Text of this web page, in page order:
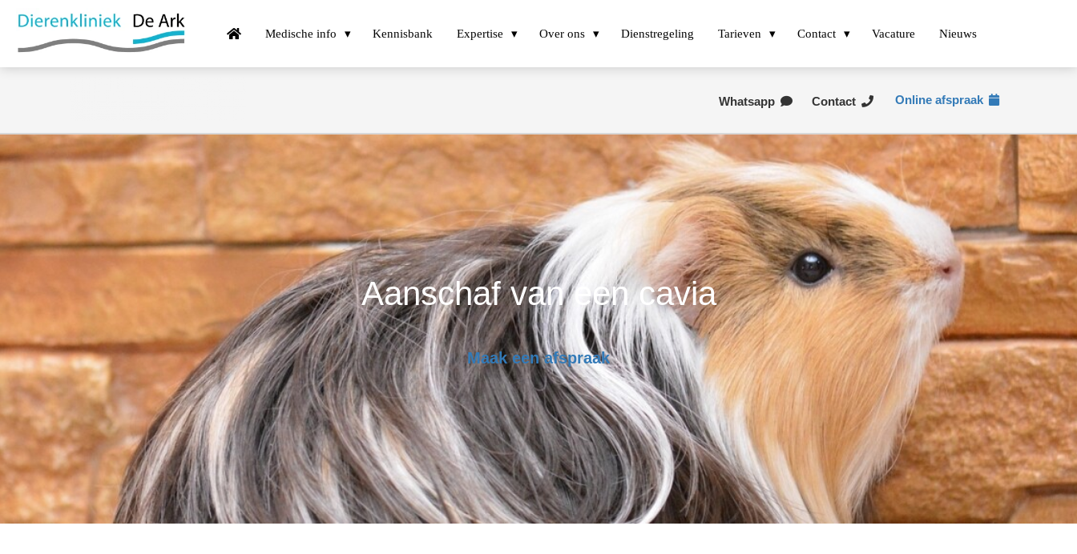
Medische info Kennisbank Expertise Over ons Dienstregeling Tarieven Contact Vacature Nieuws
Whatsapp Contact Online afspraak
Aanschaf van een cavia
Maak een afspraak